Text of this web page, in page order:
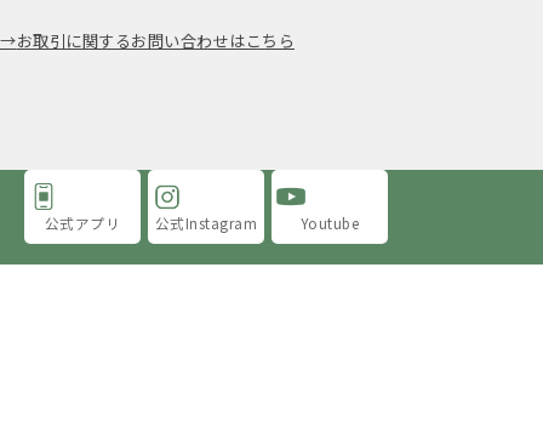
お取引に関するお問い合わせはこちら
公式アプリ 公式Instagram Youtube